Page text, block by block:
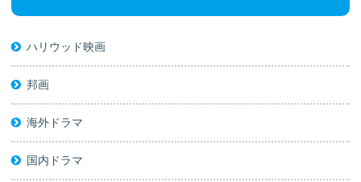
ハリウッド映画
邦画
海外ドラマ
国内ドラマ